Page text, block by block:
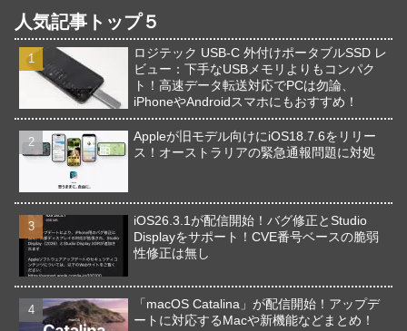
人気記事トップ５
ロジテック USB-C 外付けポータブルSSD レ
ビュー：下手なUSBメモリよりもコンパク
ト！高速データ転送対応でPCは勿論、
iPhoneやAndroidスマホにもおすすめ！
Appleが旧モデル向けにiOS18.7.6をリリー
ス！オーストラリアの緊急通報問題に対処
iOS26.3.1が配信開始！バグ修正とStudio
Displayをサポート！CVE番号ベースの脆弱
性修正は無し
「macOS Catalina」が配信開始！アップデ
ートに対応するMacや新機能などまとめ！